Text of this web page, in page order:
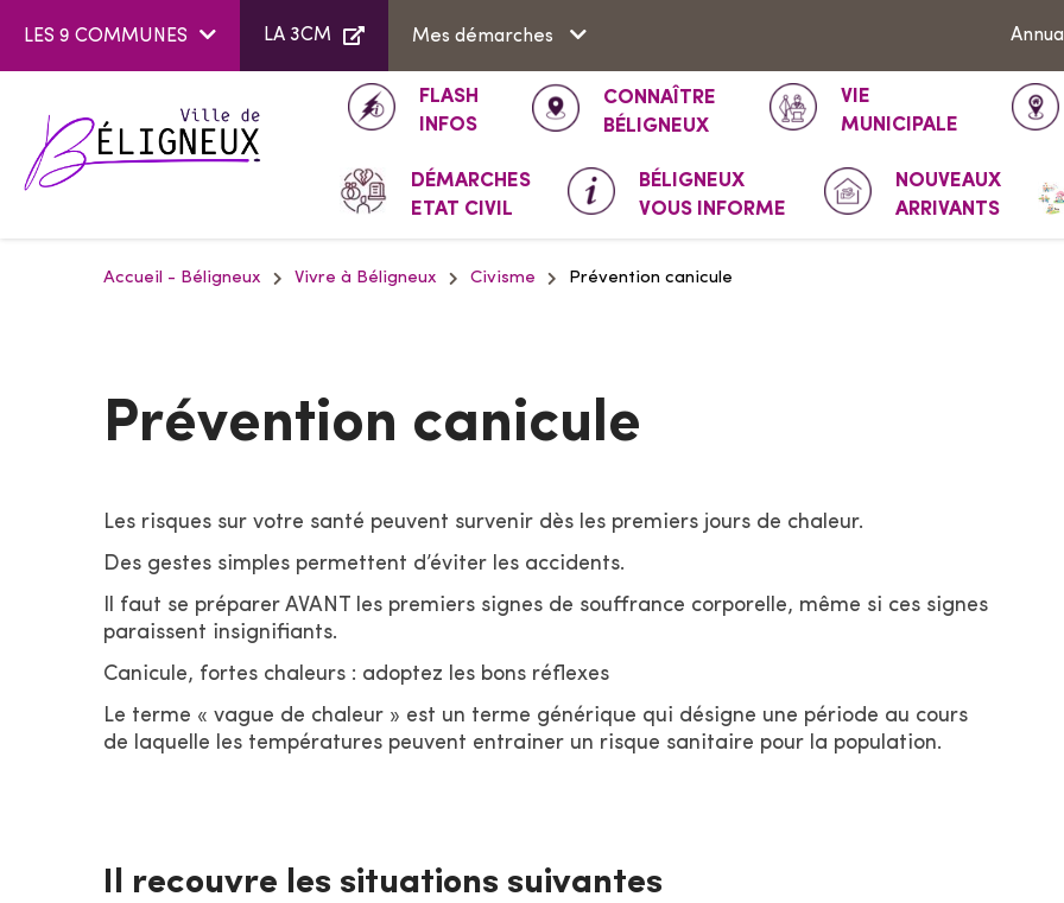
LES 9 COMMUNES LA 3CM Mes démarches
FLASH
INFOS
CONNAÎTRE
BÉLIGNEUX
VIE
MUNICIPALE
DÉMARCHES
ETAT CIVIL
BÉLIGNEUX
VOUS INFORME
NOUVEAUX
ARRIVANTS
Accueil - Béligneux Vivre à Béligneux Civisme Prévention canicule
Prévention canicule
Les risques sur votre santé peuvent survenir dès les premiers jours de chaleur.
Des gestes simples permettent d’éviter les accidents.
Il faut se préparer AVANT les premiers signes de souffrance corporelle, même si ces signes
paraissent insignifiants.
Canicule, fortes chaleurs : adoptez les bons réflexes
Le terme « vague de chaleur » est un terme générique qui désigne une période au cours
de laquelle les températures peuvent entrainer un risque sanitaire pour la population.
Il recouvre les situations suivantes